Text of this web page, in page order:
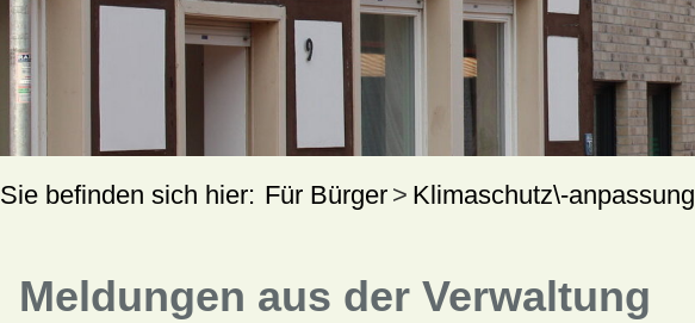
Für Bürger Klimaschutz\-anpassung
Meldungen aus der Verwaltung